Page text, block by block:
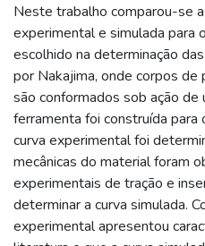
Neste trabalho comparou-se
experimental e simulada para
escolhido na determinação
por Nakajima, onde corpos de
são conformados sob ação de
ferramenta foi construída para
curva experimental foi
mecânicas do material foram
experimentais de tração e
determinar a curva simulada.
experimental apresentou